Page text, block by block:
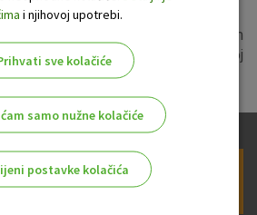
klijente pravovremeno i pisanim
kamatne stope te o novoj
otplatnom planu.
OTP banke
i njihovoj upotrebi.
sve kolačiće
samo nužne kolačiće
postavke kolačića